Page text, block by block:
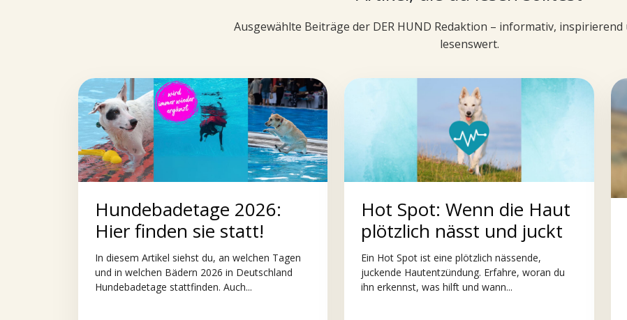
Ausgewählte Beiträge der DER HUND Redaktion – informativ, inspirierend
lesenswert.
Hundebadetage 2026:
Hier finden sie statt!
In diesem Artikel siehst du, an welchen Tagen
und in welchen Bädern 2026 in Deutschland
Hundebadetage stattfinden. Auch...
Hot Spot: Wenn die Haut
plötzlich nässt und juckt
Ein Hot Spot ist eine plötzlich nässende,
juckende Hautentzündung. Erfahre, woran du
ihn erkennst, was hilft und wann...